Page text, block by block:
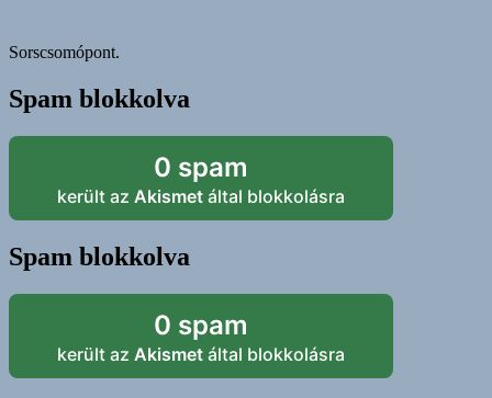
Sorscsomópont.
Spam blokkolva
0 spam
került az Akismet által blokkolásra
Spam blokkolva
0 spam
került az Akismet által blokkolásra